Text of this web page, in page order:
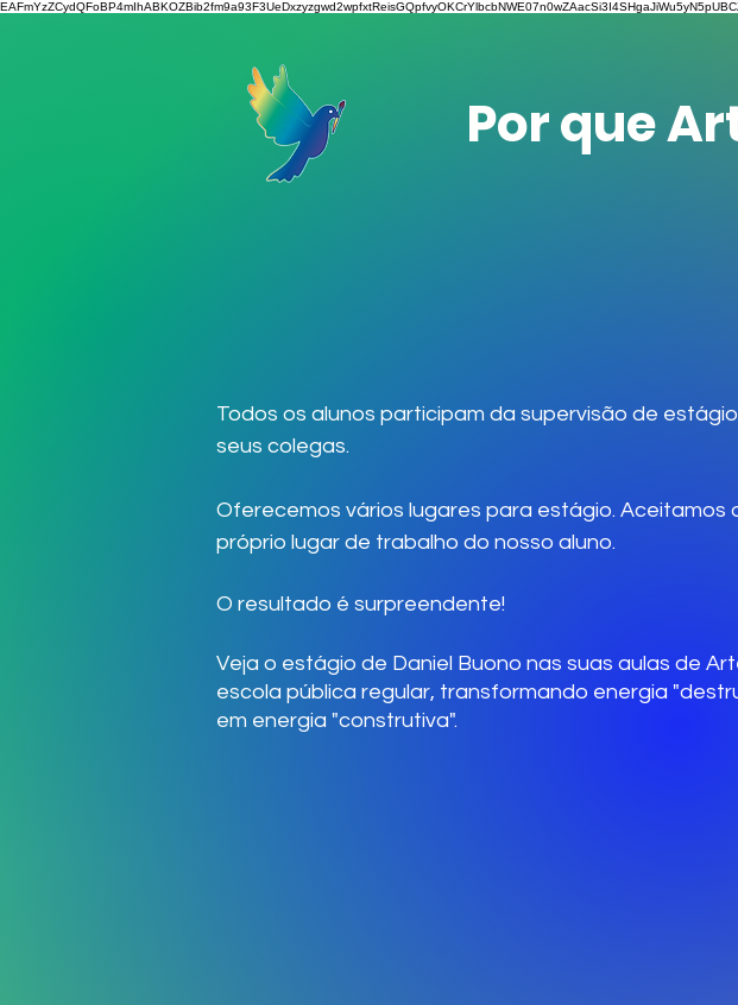
Por que
Todos os alunos participam da supervisão de
seus colegas.
Oferecemos vários lugares para estágio. Aceitamos
próprio lugar de trabalho do nosso aluno.
O resultado é surpreendente!
Veja o estágio de Daniel Buono nas suas aulas de
escola pública regular, transformando energia
em energia "construtiva".